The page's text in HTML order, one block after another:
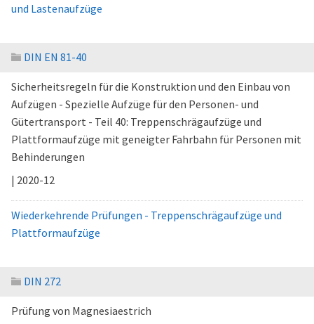
und Lastenaufzüge
DIN EN 81-40
Sicherheitsregeln für die Konstruktion und den Einbau von
Aufzügen - Spezielle Aufzüge für den Personen- und
Gütertransport - Teil 40: Treppenschrägaufzüge und
Plattformaufzüge mit geneigter Fahrbahn für Personen mit
Behinderungen
| 2020-12
Wiederkehrende Prüfungen - Treppenschrägaufzüge und
Plattformaufzüge
DIN 272
Prüfung von Magnesiaestrich